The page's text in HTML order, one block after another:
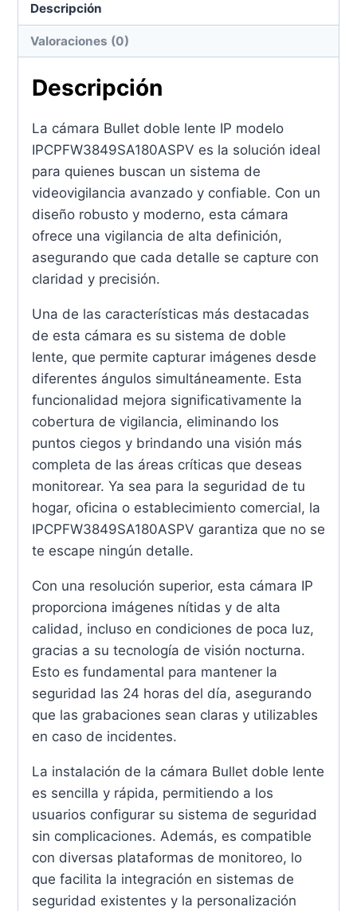
Descripción
Valoraciones (0)
Descripción
La cámara Bullet doble lente IP modelo
IPCPFW3849SA180ASPV es la solución ideal
para quienes buscan un sistema de
videovigilancia avanzado y confiable. Con un
diseño robusto y moderno, esta cámara
ofrece una vigilancia de alta definición,
asegurando que cada detalle se capture con
claridad y precisión.
Una de las características más destacadas
de esta cámara es su sistema de doble
lente, que permite capturar imágenes desde
diferentes ángulos simultáneamente. Esta
funcionalidad mejora significativamente la
cobertura de vigilancia, eliminando los
puntos ciegos y brindando una visión más
completa de las áreas críticas que deseas
monitorear. Ya sea para la seguridad de tu
hogar, oficina o establecimiento comercial, la
IPCPFW3849SA180ASPV garantiza que no se
te escape ningún detalle.
Con una resolución superior, esta cámara IP
proporciona imágenes nítidas y de alta
calidad, incluso en condiciones de poca luz,
gracias a su tecnología de visión nocturna.
Esto es fundamental para mantener la
seguridad las 24 horas del día, asegurando
que las grabaciones sean claras y utilizables
en caso de incidentes.
La instalación de la cámara Bullet doble lente
es sencilla y rápida, permitiendo a los
usuarios configurar su sistema de seguridad
sin complicaciones. Además, es compatible
con diversas plataformas de monitoreo, lo
que facilita la integración en sistemas de
seguridad existentes y la personalización